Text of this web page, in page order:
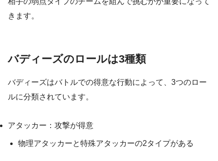
きます。
バディーズのロールは3種類
バディーズはバトルでの得意な行動によって、3つのロー
ルに分類されています。
アタッカー：攻撃が得意
物理アタッカーと特殊アタッカーの2タイプがある